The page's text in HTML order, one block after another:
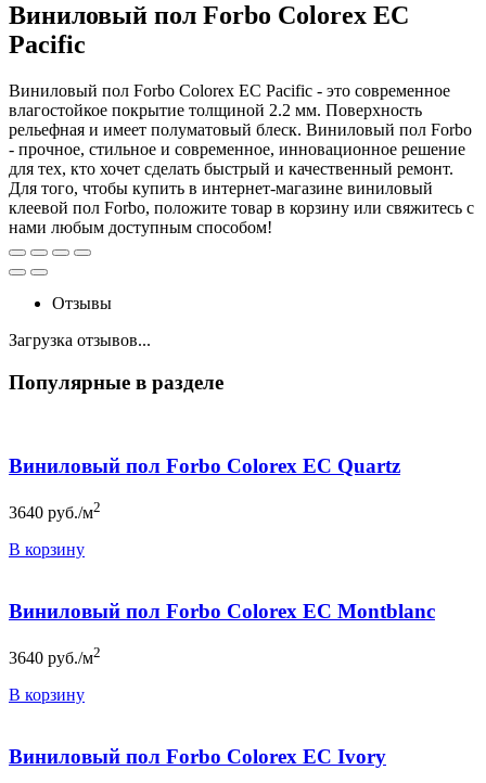
Виниловый пол Forbo Colorex EC
Pacific
Виниловый пол Forbo Colorex EC Pacific - это современное
влагостойкое покрытие толщиной 2.2 мм. Поверхность
рельефная и имеет полуматовый блеск. Виниловый пол Forbo
- прочное, стильное и современное, инновационное решение
для тех, кто хочет сделать быстрый и качественный ремонт.
Для того, чтобы купить в интернет-магазине виниловый
клеевой пол Forbo, положите товар в корзину или свяжитесь с
нами любым доступным способом!
Отзывы
Загрузка отзывов...
Популярные в разделе
Виниловый пол Forbo Colorex EC Quartz
3640 руб./м2
В корзину
Виниловый пол Forbo Colorex EC Montblanc
3640 руб./м2
В корзину
Виниловый пол Forbo Colorex EC Ivory